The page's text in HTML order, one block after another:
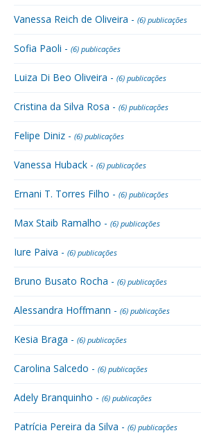
Vanessa Reich de Oliveira - (6) publicações
Sofia Paoli - (6) publicações
Luiza Di Beo Oliveira - (6) publicações
Cristina da Silva Rosa - (6) publicações
Felipe Diniz - (6) publicações
Vanessa Huback - (6) publicações
Ernani T. Torres Filho - (6) publicações
Max Staib Ramalho - (6) publicações
Iure Paiva - (6) publicações
Bruno Busato Rocha - (6) publicações
Alessandra Hoffmann - (6) publicações
Kesia Braga - (6) publicações
Carolina Salcedo - (6) publicações
Adely Branquinho - (6) publicações
Patrícia Pereira da Silva - (6) publicações